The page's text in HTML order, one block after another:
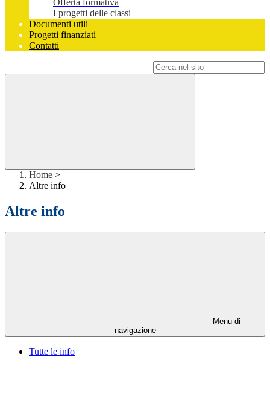
Offerta formativa
I progetti delle classi
Documenti utili
Progetti finanziati
Contatti
Home >
Altre info
Altre info
Menu di
navigazione
Tutte le info